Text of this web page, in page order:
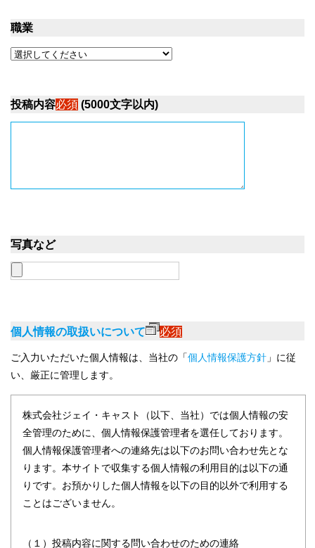
職業
投稿内容必須 (5000文字以内)
写真など
個人情報の取扱いについて 必須
ご入力いただいた個人情報は、当社の「個人情報保護方針 」に従
い、厳正に管理します。
株式会社ジェイ・キャスト（以下、当社）では個人情報の安
全管理のために、個人情報保護管理者を選任しております。
個人情報保護管理者への連絡先は以下のお問い合わせ先とな
ります。本サイトで収集する個人情報の利用目的は以下の通
りです。お預かりした個人情報を以下の目的以外で利用する
ことはございません。
（１）投稿内容に関する問い合わせのための連絡